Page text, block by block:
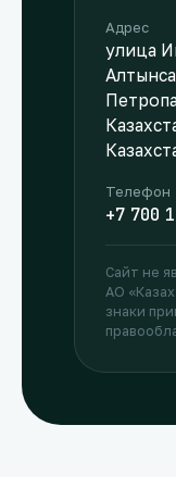
Адрес
улица
Телефон
+7 700
Сайт не
АО
знаки